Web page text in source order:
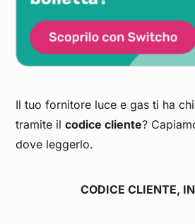
Il tuo fornitore luce e gas ti ha
tramite ilcodice cliente?
dove leggerlo.
CODICE CLIENTE,